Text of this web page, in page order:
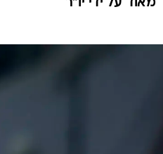
על ידי יו"ר